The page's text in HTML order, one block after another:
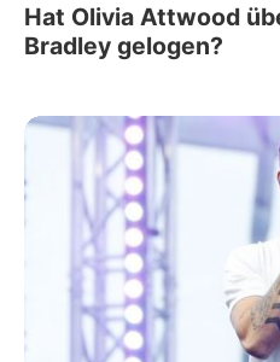
Hat Olivia Attwood
Bradley gelogen?